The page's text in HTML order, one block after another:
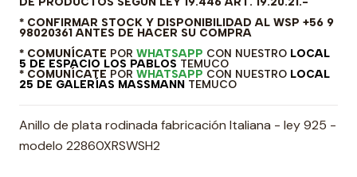
* CONFIRMAR STOCK Y DISPONIBILIDAD AL WSP +56 9
98020361 ANTES DE HACER SU COMPRA
* COMUNÍCATE POR WHATSAPP CON NUESTRO LOCAL
5 DE ESPACIO LOS PABLOS TEMUCO
* COMUNÍCATE POR WHATSAPP CON NUESTRO LOCAL
25 DE GALERÍAS MASSMANN TEMUCO
Anillo de plata rodinada fabricación Italiana - ley 925 -
modelo 22860XRSWSH2